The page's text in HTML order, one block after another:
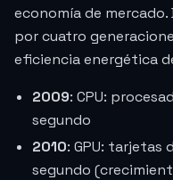
economía de mercado.
por cuatro
eficiencia energética
2009: CPU:
segundo
2010: GPU: tarjetas
segundo